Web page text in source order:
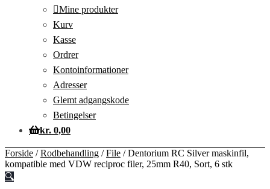
Mine produkter
Kurv
Kasse
Ordrer
Kontoinformationer
Adresser
Glemt adgangskode
Betingelser
kr. 0,00
Forside /Rodbehandling /File /Dentorium RC Silver maskinfil,
kompatible med VDW reciproc filer, 25mm R40, Sort, 6 stk
🔍